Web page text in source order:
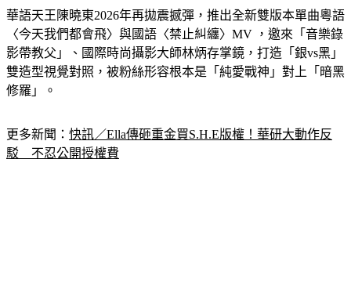
華語天王陳曉東2026年再拋震撼彈，推出全新雙版本單曲粵語
〈今天我們都會飛〉與國語〈禁止糾纏〉MV ，邀來「音樂錄
影帶教父」、國際時尚攝影大師林炳存掌鏡，打造「銀vs黑」
雙造型視覺對照，被粉絲形容根本是「純愛戰神」對上「暗黑
修羅」。
更多新聞： 快訊／Ella傳砸重金買S.H.E版權！華研大動作反
駁　不忍公開授權費